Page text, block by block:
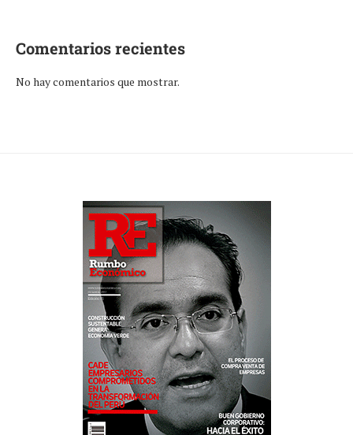
Comentarios recientes
No hay comentarios que mostrar.